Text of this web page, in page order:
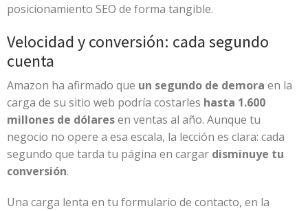
posicionamiento SEO de forma tangible.
Velocidad y conversión: cada segundo
cuenta
Amazon ha afirmado que un segundo de demora en la
carga de su sitio web podría costarles hasta 1.600
millones de dólaresen ventas al año. Aunque tu
negocio no opere a esa escala, la lección es clara: cada
segundo que tarda tu página en cargar disminuye tu
conversión.
Una carga lenta en tu formulario de contacto, en la